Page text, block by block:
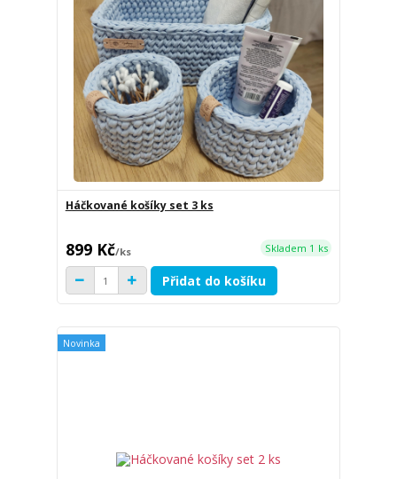
Háčkované košíky set 3 ks
899 Kč/ks Skladem 1 ks
Přidat do košíku
Novinka